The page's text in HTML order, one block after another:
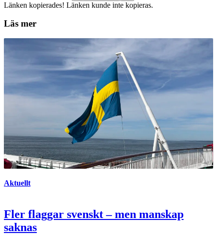
Länken kopierades! Länken kunde inte kopieras.
Läs mer
Aktuellt
Fler flaggar svenskt – men manskap
saknas